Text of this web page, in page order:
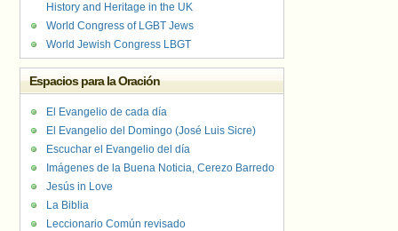
History and Heritage in the UK
World Congress of LGBT Jews
World Jewish Congress LBGT
Espacios para la Oración
El Evangelio de cada día
El Evangelio del Domingo (José Luis Sicre)
Escuchar el Evangelio del día
Imágenes de la Buena Noticia, Cerezo Barredo
Jesús in Love
La Biblia
Leccionario Común revisado